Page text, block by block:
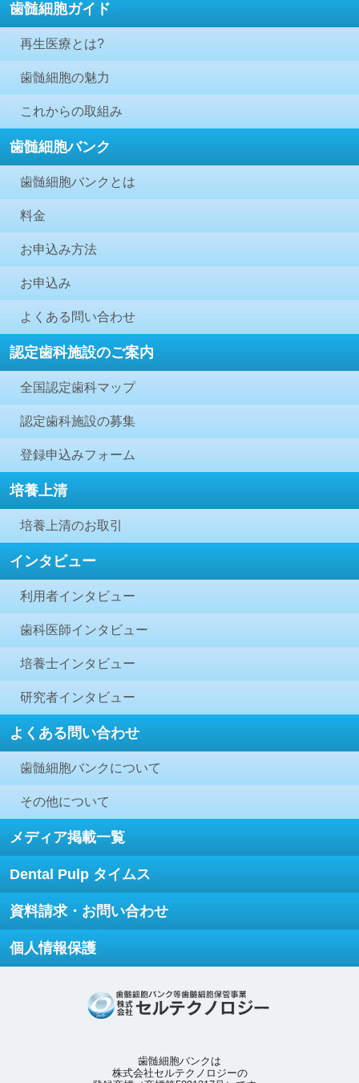
歯髄細胞ガイド
再生医療とは?
歯髄細胞の魅力
これからの取組み
歯髄細胞バンク
歯髄細胞バンクとは
料金
お申込み方法
お申込み
よくある問い合わせ
認定歯科施設のご案内
全国認定歯科マップ
認定歯科施設の募集
登録申込みフォーム
培養上清
培養上清のお取引
インタビュー
利用者インタビュー
歯科医師インタビュー
培養士インタビュー
研究者インタビュー
よくある問い合わせ
歯髄細胞バンクについて
その他について
メディア掲載一覧
Dental Pulp タイムス
資料請求・お問い合わせ
個人情報保護
歯髄細胞バンクは
株式会社セルテクノロジーの